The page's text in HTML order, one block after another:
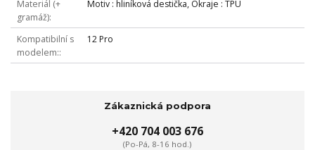
Materiál (+
gramáž)
Motiv : hliníková destička, Okraje : TPU
Kompatibilní s
modelem:
12 Pro
Zákaznická podpora
+420 704 003 676
(Po-Pá, 8-16 hod.)